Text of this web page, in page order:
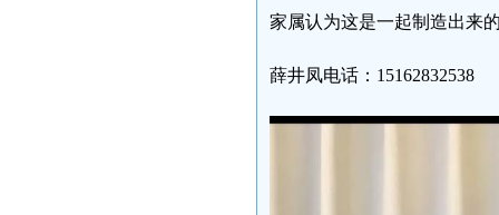
家属认为这是一起制造出来
薛井凤电话：15162832538